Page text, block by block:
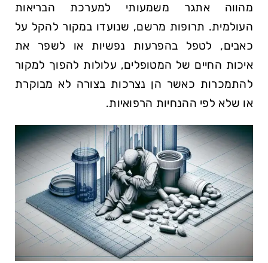
מהווה אתגר משמעותי למערכת הבריאות
העולמית. תרופות מרשם, שנועדו במקור להקל על
כאבים, לטפל בהפרעות נפשיות או לשפר את
איכות החיים של המטופלים, עלולות להפוך למקור
להתמכרות כאשר הן נצרכות בצורה לא מבוקרת
או שלא לפי ההנחיות הרפואיות.